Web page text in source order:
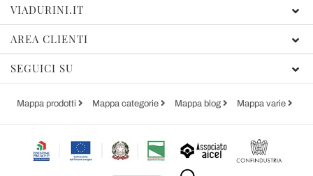
VIADURINI.IT
AREA CLIENTI
SEGUICI SU
Mappa prodotti Mappa categorie Mappa blog Mappa varie